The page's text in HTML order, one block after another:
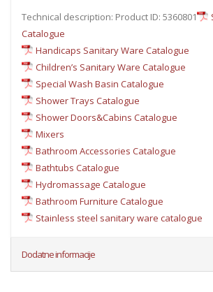
Technical description: Product ID: 5360801
Catalogue
Handicaps Sanitary Ware Catalogue
Children’s Sanitary Ware Catalogue
Special Wash Basin Catalogue
Shower Trays Catalogue
Shower Doors&Cabins Catalogue
Mixers
Bathroom Accessories Catalogue
Bathtubs Catalogue
Hydromassage Catalogue
Bathroom Furniture Catalogue
Stainless steel sanitary ware catalogue
Dodatne informacije